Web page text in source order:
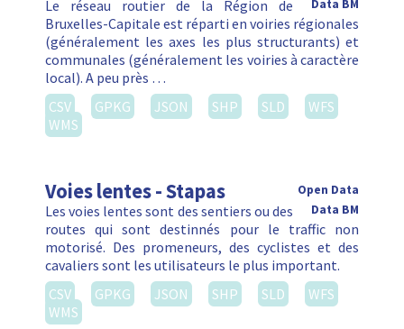
Data BM
Le réseau routier de la Région de
Bruxelles-Capitale est réparti en voiries régionales
(généralement les axes les plus structurants) et
communales (généralement les voiries à caractère
local). A peu près …
CSV
GPKG JSON SHP SLD
WFS
WMS
Voies lentes - Stapas
Open Data
Data BM
Les voies lentes sont des sentiers ou des
routes qui sont destinnés pour le traffic non
motorisé. Des promeneurs, des cyclistes et des
cavaliers sont les utilisateurs le plus important.
CSV
GPKG JSON SHP SLD
WFS
WMS